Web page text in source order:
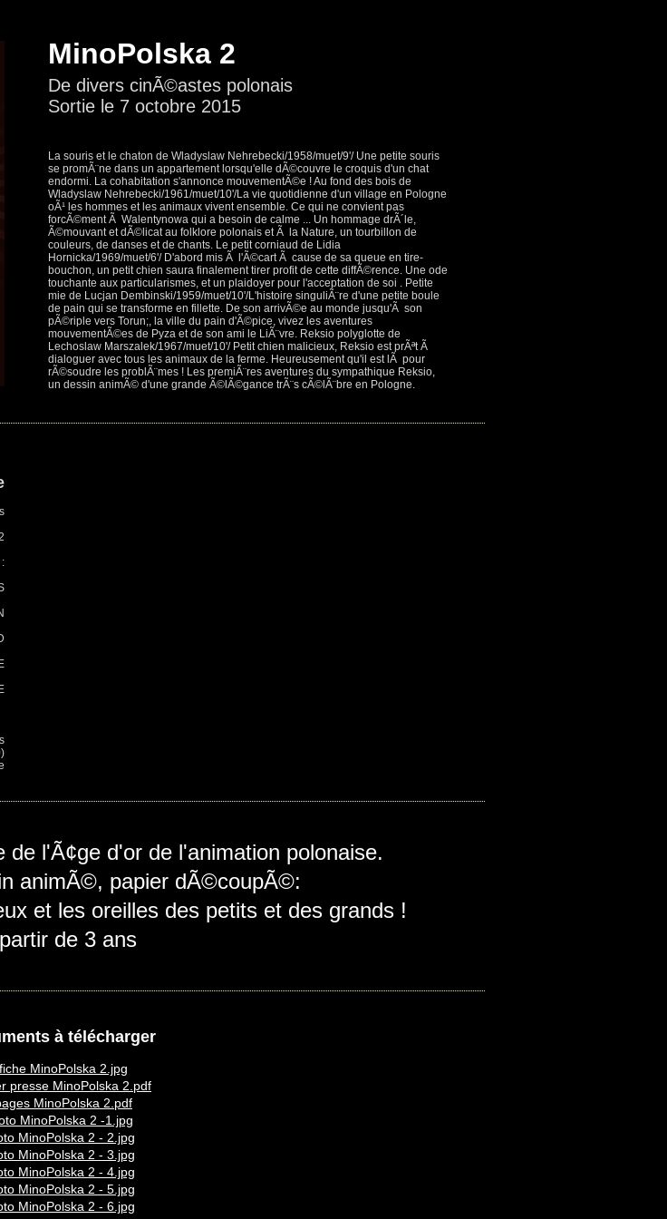
MinoPolska 2
De divers cinÃ©astes polonais
Sortie le 7 octobre 2015
La souris et le chaton de Wladyslaw Nehrebecki/1958/muet/9'/ Une petite souris
se promÃ¨ne dans un appartement lorsqu'elle dÃ©couvre le croquis d'un chat
endormi. La cohabitation s'annonce mouvementÃ©e ! Au fond des bois de
Wladyslaw Nehrebecki/1961/muet/10'/La vie quotidienne d'un village en Pologne
oÃ¹ les hommes et les animaux vivent ensemble. Ce qui ne convient pas
forcÃ©ment Ã Walentynowa qui a besoin de calme ... Un hommage drÃ´le,
Ã©mouvant et dÃ©licat au folklore polonais et Ã la Nature, un tourbillon de
couleurs, de danses et de chants. Le petit corniaud de Lidia
Hornicka/1969/muet/6'/ D'abord mis Ã l'Ã©cart Ã cause de sa queue en tire-
bouchon, un petit chien saura finalement tirer profit de cette diffÃ©rence. Une ode
touchante aux particularismes, et un plaidoyer pour l'acceptation de soi . Petite
mie de Lucjan Dembinski/1959/muet/10'/L'histoire singuliÃ¨re d'une petite boule
de pain qui se transforme en fillette. De son arrivÃ©e au monde jusqu'Ã son
pÃ©riple vers Torun;, la ville du pain d'Ã©pice, vivez les aventures
mouvementÃ©es de Pyza et de son ami le LiÃ¨vre. Reksio polyglotte de
Lechoslaw Marszalek/1967/muet/10'/ Petit chien malicieux, Reksio est prÃªt Ã
dialoguer avec tous les animaux de la ferme. Heureusement qu'il est lÃ pour
rÃ©soudre les problÃ¨mes ! Les premiÃ¨res aventures du sympathique Reksio,
un dessin animÃ© d'une grande Ã©lÃ©gance trÃ¨s cÃ©lÃ¨bre en Pologne.
de l'Ã¢ge d'or de l'animation polonaise.
animÃ©, papier dÃ©coupÃ©:
et les oreilles des petits et des grands !
de 3 ans
à télécharger
MinoPolska 2.jpg
presse MinoPolska 2.pdf
MinoPolska 2.pdf
MinoPolska 2 -1.jpg
MinoPolska 2 - 2.jpg
MinoPolska 2 - 3.jpg
MinoPolska 2 - 4.jpg
MinoPolska 2 - 5.jpg
MinoPolska 2 - 6.jpg